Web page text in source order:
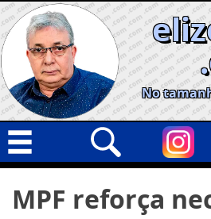
Skip
to
content
No
Geral
por:
MPF reforça